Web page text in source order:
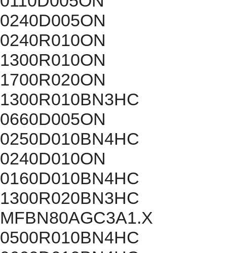
0240D005ON
0240R010ON
1300R010ON
1700R020ON
1300R010BN3HC
0660D005ON
0250D010BN4HC
0240D010ON
0160D010BN4HC
1300R020BN3HC
MFBN80AGC3A1.X
0500R010BN4HC